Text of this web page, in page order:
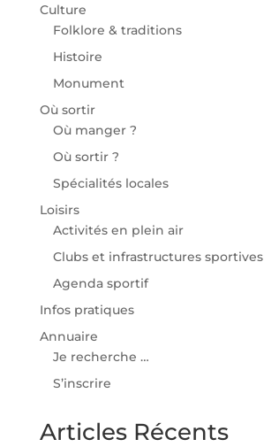
Culture
Folklore & traditions
Histoire
Monument
Où sortir
Où manger ?
Où sortir ?
Spécialités locales
Loisirs
Activités en plein air
Clubs et infrastructures sportives
Agenda sportif
Infos pratiques
Annuaire
Je recherche …
S’inscrire
Articles Récents